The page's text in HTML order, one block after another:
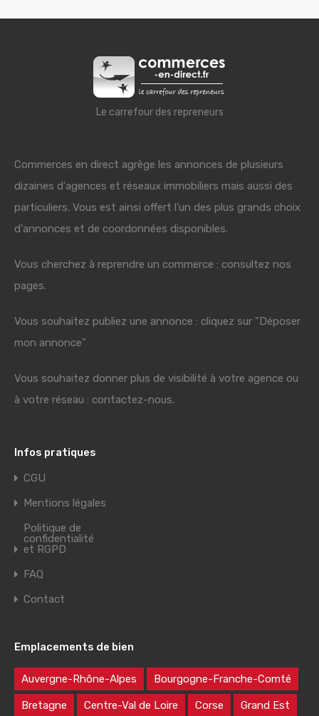
Le carrefour des repreneurs
Commerces en direct agrège les annonces de plusieurs
dizaines d'agences et réseaux immobiliers mais aussi des
particuliers. Vous est ainsi offert l'un des plus grands choix
d'annonces et de coordonnées disponibles.
Vous cherchez à reprendre un commerce : consultez nos
pages.
Vous souhaitez publiez une annonce : cliquez sur "Déposer
mon annonce"
Vous souhaitez donner plus de visibilité à votre agence ou
à votre réseau : contactez-nous.
Infos pratiques
CGU
Mentions légales
Politique de
confidentialité
et RGPD
FAQ
Contact
Emplacements de bien
Auvergne-Rhône-Alpes Bourgogne-Franche-Comté
Bretagne Centre-Val de Loire Corse Grand Est